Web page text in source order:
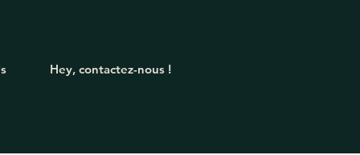
Hey, contactez-nous !